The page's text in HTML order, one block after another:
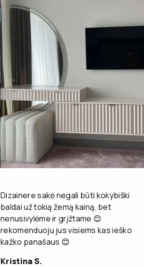
Dizainere sakė negali būti kokybiški
baldai už tokią žemą kainą, bet
nenusivylėme ir grįžtame 😊
rekomenduoju jus visiems kas ieško
kažko panašaus 😊
Kristina S.